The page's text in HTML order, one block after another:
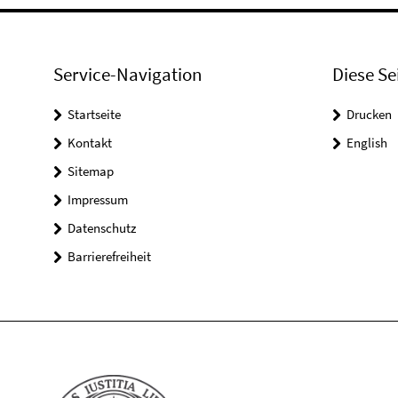
Service-Navigation
Startseite
Kontakt
Sitemap
Impressum
Datenschutz
Barrierefreiheit
Diese
Drucken
English